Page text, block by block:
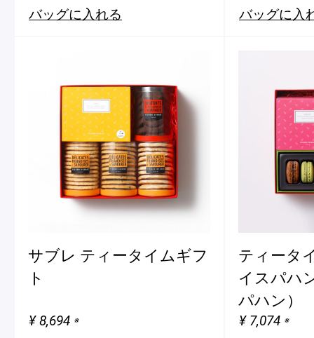
バッグに入れる バッグに入
サブレ ティータイムギフ
ト
¥ 8,694 ※
ティータ
イスパハ
パハン）
¥ 7,074 ※